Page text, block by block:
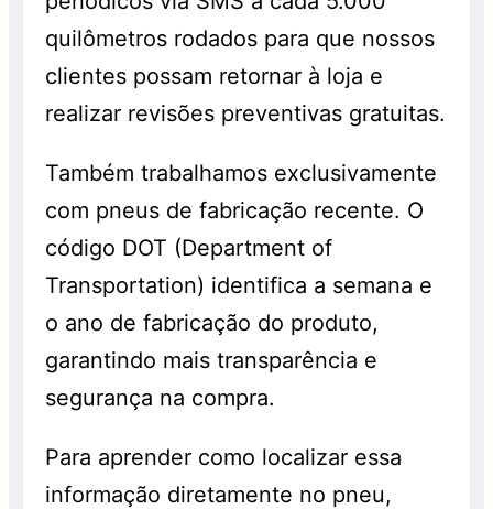
quilômetros rodados para que nossos
clientes possam retornar à loja e
realizar revisões preventivas gratuitas.
Também trabalhamos exclusivamente
com pneus de fabricação recente. O
código DOT (Department of
Transportation) identifica a semana e
o ano de fabricação do produto,
garantindo mais transparência e
segurança na compra.
Para aprender como localizar essa
informação diretamente no pneu,